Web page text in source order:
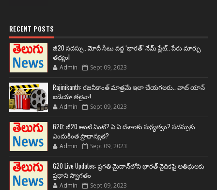
RECENT POSTS
జీ20 సదస్సు.. మోదీ సీటు వద్ద ‘భారత్’ నేమ్ ప్లేట్‌.. పేరు మార్పు
తథ్యం!
Admin Sept 09, 2023
Rajinikanth: రజనీకాంత్ మాత్రమే ఇలా చేయగలరు.. వాట్ యాన్
ఐడియా తలైవా!
Admin Sept 09, 2023
G20: జీ20 అంటే ఏంటి? ఏ ఏ దేశాలకు సభ్యత్వం? సదస్సుకు
ఎందుకింత ప్రాధాన్యత?
Admin Sept 09, 2023
G20 Live Updates: ప్రగతి మైదాన్‌లోని భారత్ వైదికపై అతిథులకు
ప్రధాని స్వాగతం
Admin Sept 09, 2023